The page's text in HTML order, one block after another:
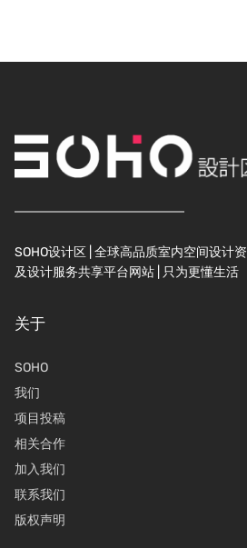
SOHO设计区 | 全球高品质室内空间设计资
及设计服务共享平台网站 | 只为更懂生活
关于
SOHO
我们
项目投稿
相关合作
加入我们
联系我们
版权声明